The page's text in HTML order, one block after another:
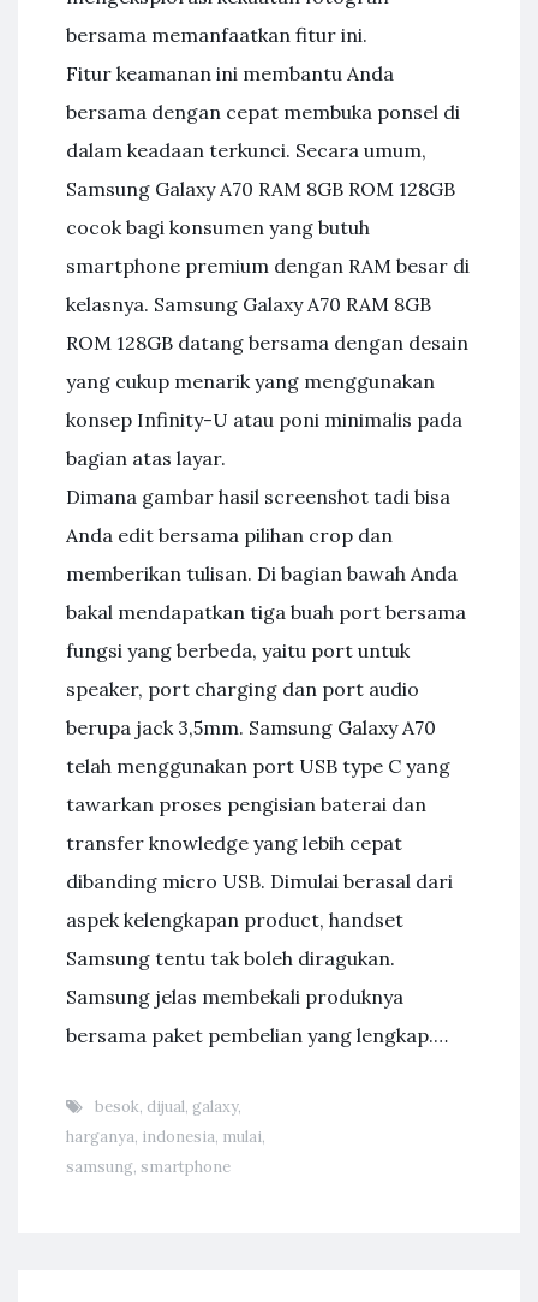
bersama memanfaatkan fitur ini.
Fitur keamanan ini membantu Anda
bersama dengan cepat membuka ponsel di
dalam keadaan terkunci. Secara umum,
Samsung Galaxy A70 RAM 8GB ROM 128GB
cocok bagi konsumen yang butuh
smartphone premium dengan RAM besar di
kelasnya. Samsung Galaxy A70 RAM 8GB
ROM 128GB datang bersama dengan desain
yang cukup menarik yang menggunakan
konsep Infinity-U atau poni minimalis pada
bagian atas layar.
Dimana gambar hasil screenshot tadi bisa
Anda edit bersama pilihan crop dan
memberikan tulisan. Di bagian bawah Anda
bakal mendapatkan tiga buah port bersama
fungsi yang berbeda, yaitu port untuk
speaker, port charging dan port audio
berupa jack 3,5mm. Samsung Galaxy A70
telah menggunakan port USB type C yang
tawarkan proses pengisian baterai dan
transfer knowledge yang lebih cepat
dibanding micro USB. Dimulai berasal dari
aspek kelengkapan product, handset
Samsung tentu tak boleh diragukan.
Samsung jelas membekali produknya
bersama paket pembelian yang lengkap.…
besok, dijual, galaxy,
harganya, indonesia, mulai,
samsung, smartphone